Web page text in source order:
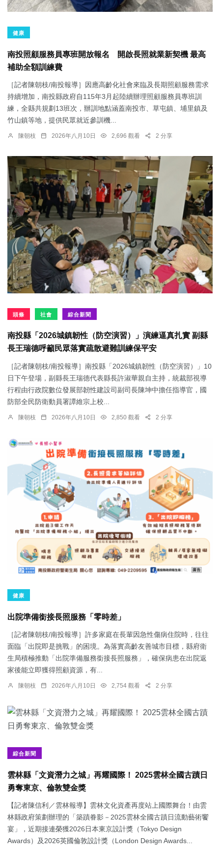
健康
南投照顧服務員專班開放報名 開啟長照就業新契機 最高
補助全額訓練費
［記者陳朝枝/南投報導］因應高齡化社會來臨及長期照顧服務需求
持續增加，南投縣政府自115年3月起陸續辦理照顧服務員專班訓
練，全縣共規劃13班次，辦訓地點涵蓋南投市、草屯鎮、埔里鎮及
竹山鎮等地，提供民眾就近參訓機...
陳朝枝 2026年八月10日 2,696 觀看 2 分享
頭條 社會 綜合新聞
南投縣「2026城鎮韌性（防空演習）」演練逼真扎實 副縣
長王瑞德呼籲民眾落實疏散避難訓練保平安
［記者陳朝枝/南投報導］南投縣「2026城鎮韌性（防空演習）」10
日下午登場，副縣長王瑞德代表縣長許淑華親自主持，統裁部視導
行程由行政院數位發展部韌性建設司副司長陳坤中擔任指導官，國
防部全民防衛動員署譚維宗上校...
陳朝枝 2026年八月10日 2,850 觀看 2 分享
健康
出院準備銜接長照服務「零時差」
［記者陳朝枝/南投報導］許多家庭在長輩因急性傷病住院時，往往
面臨「出院即是挑戰」的困境。為落實高齡友善城市目標，縣府衛
生局積極推動「出院準備服務銜接長照服務」，確保病患在出院返
家後能立即獲得照顧資源，有...
陳朝枝 2026年八月10日 2,754 觀看 2 分享
綜合新聞
雲林縣「文資潛力之城」再耀國際！ 2025雲林全國古蹟日
勇奪東京、倫敦雙金獎
【記者陳信利／雲林報導】雲林文化資產再度站上國際舞台！由雲
林縣政府策劃辦理的「築蹟眷影－2025雲林全國古蹟日流動藝術饗
宴」，近期接連榮獲2026日本東京設計獎（Tokyo Design
Awards）及2026英國倫敦設計獎（London Design Awards...